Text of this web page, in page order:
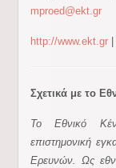
mproed@ekt.gr
http://www.ekt.gr|
Σχετικά με το
Το Εθνικό
επιστημονική
Ερευνών. Ως